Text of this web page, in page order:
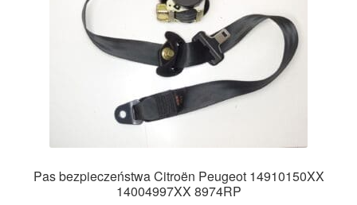
Pas bezpieczeństwa Citroën Peugeot 14910150XX
14004997XX 8974RP